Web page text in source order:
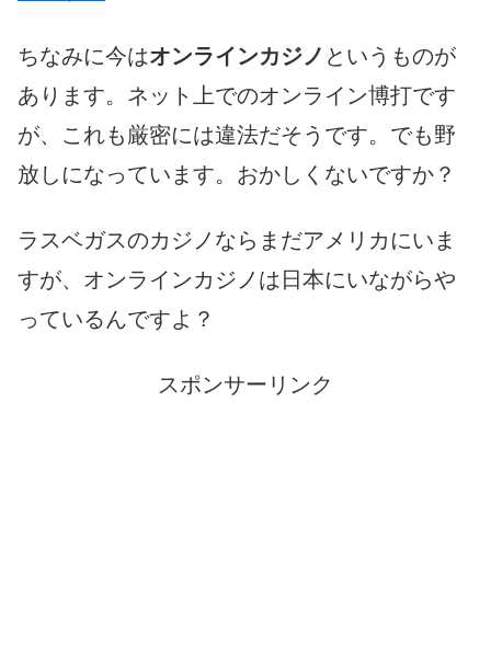
ちなみに今はオンラインカジノ というものが
あります。ネット上でのオンライン博打です
が、これも厳密には違法だそうです。でも野
放しになっています。おかしくないですか？
ラスベガスのカジノならまだアメリカにいま
すが、オンラインカジノは日本にいながらや
っているんですよ？
スポンサーリンク